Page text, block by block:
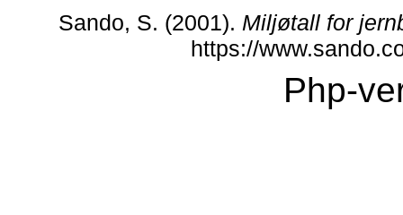
Sando, S. (2001). Miljøtall for
https://
Php-